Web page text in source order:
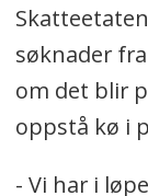
søknader
om det blir
oppstå kø i
- Vi har i